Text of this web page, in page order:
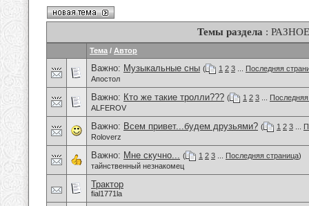
Темы раздела : РАЗНОЕ
Тема / Автор
Важно: Музыкальные сны ( 1 2 3
Последняя
Апостол
Важно: Кто же такие тролли??? ( 1 2 3
ALFEROV
Важно: Всем привет...будем друзьями? ( 1 2 3
Roloverz
Важно: Мне скучно... ( 1 2 3 Последняя страница)
тайнственный незнакомец
Трактор
fial1771la